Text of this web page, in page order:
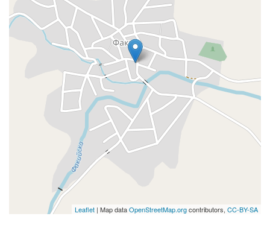
Leaflet | Map dataOpenStreetMap.orgcontributors, CC-BY-SA